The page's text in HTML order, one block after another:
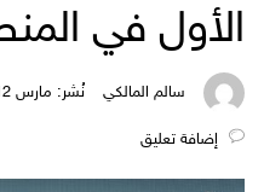
الأول في
سالم المالكي نُشر: مارس 12, 2023 | تم التحديث: نوفمبر 4, 2025